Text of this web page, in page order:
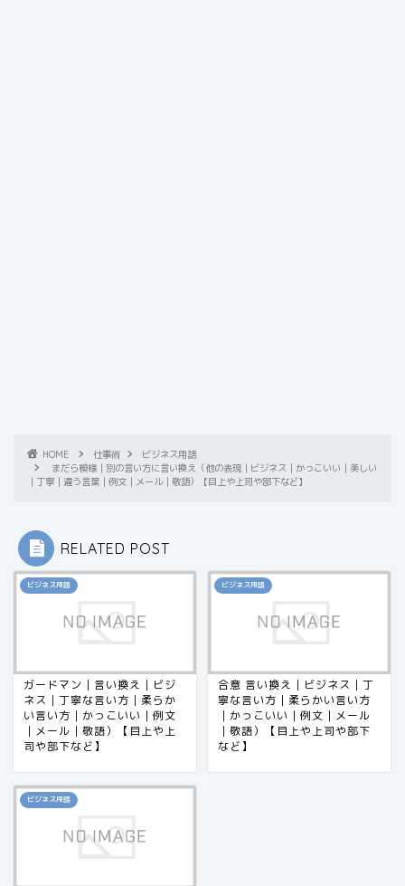
HOME 仕事術
ビジネス用語
まだら模様｜別の言い方に言い換え（他の表現｜ビジネス｜かっこいい｜美しい
｜丁寧｜違う言葉｜例文｜メール｜敬語）【目上や上司や部下など】
RELATED POST
ビジネス用語
ガードマン｜言い換え｜ビジ
ネス｜丁寧な言い方｜柔らか
い言い方｜かっこいい｜例文
｜メール｜敬語）【目上や上
司や部下など】
ビジネス用語
合意 言い換え｜ビジネス｜丁
寧な言い方｜柔らかい言い方
｜かっこいい｜例文｜メール
｜敬語）【目上や上司や部下
など】
ビジネス用語